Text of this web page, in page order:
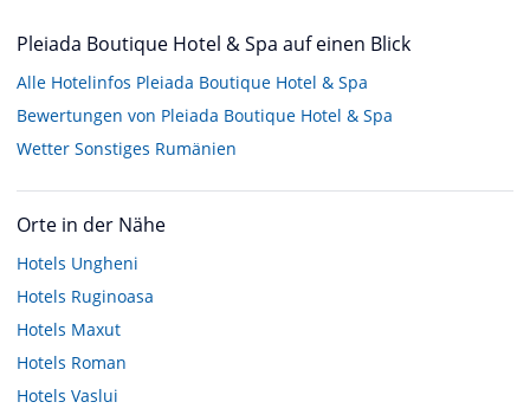
Pleiada Boutique Hotel & Spa auf einen Blick
Alle Hotelinfos Pleiada Boutique Hotel & Spa
Bewertungen von Pleiada Boutique Hotel & Spa
Wetter Sonstiges Rumänien
Orte in der Nähe
Hotels Ungheni
Hotels Ruginoasa
Hotels Maxut
Hotels Roman
Hotels Vaslui